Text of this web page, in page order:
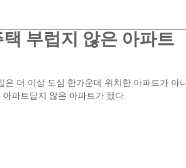
부럽지 않은 아파트
더 이상 도심 한가운데 위치한 아파트가 아니
파트답지 않은 아파트가 됐다.